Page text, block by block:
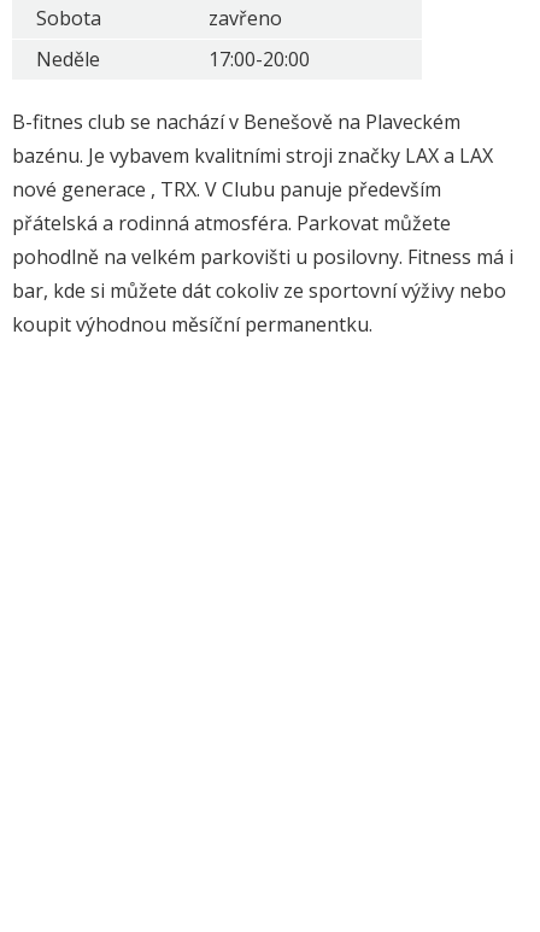
Sobota
zavřeno
Neděle
17:00-20:00
B-fitnes club se nachází v Benešově na Plaveckém
bazénu. Je vybavem kvalitními stroji značky LAX a LAX
nové generace , TRX. V Clubu panuje především
přátelská a rodinná atmosféra. Parkovat můžete
pohodlně na velkém parkovišti u posilovny. Fitness má i
bar, kde si můžete dát cokoliv ze sportovní výživy nebo
koupit výhodnou měsíční permanentku.